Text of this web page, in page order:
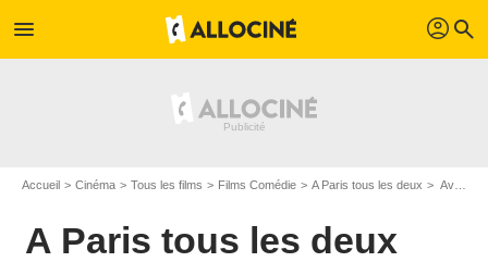
menu profil search
Accueil Cinéma Tous les films Films Comédie A Paris tous les deux Avis sur A Paris tous les deux
A Paris tous les deux